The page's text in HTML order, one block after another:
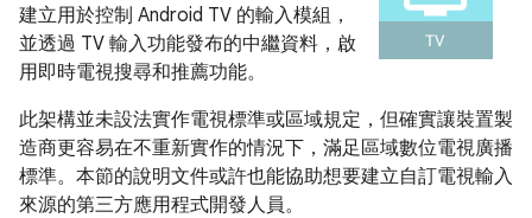
建立用於控制 Android TV 的輸入模組，
並透過 TV 輸入功能發布的中繼資料，啟
用即時電視搜尋和推薦功能。
此架構並未設法實作電視標準或區域規定，但確實讓裝置製
造商更容易在不重新實作的情況下，滿足區域數位電視廣播
標準。本節的說明文件或許也能協助想要建立自訂電視輸入
來源的第三方應用程式開發人員。